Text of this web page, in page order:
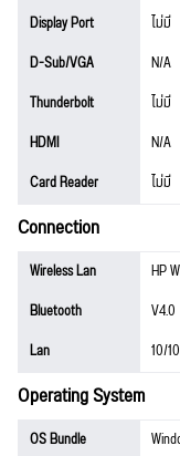
Display Port
ไม่มี
D-Sub/VGA
N/A
Thunderbolt
ไม่มี
HDMI
N/A
Card Reader
ไม่มี
Connection
Wireless Lan
HP
Bluetooth
V4.0
Lan
10/
Operating System
OS Bundle